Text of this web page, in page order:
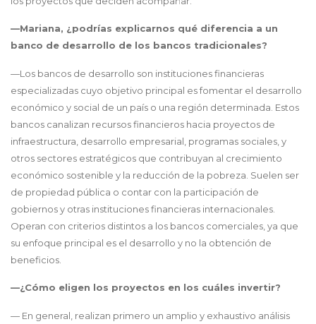
—Mariana, ¿podrías explicarnos qué diferencia a un
banco de desarrollo de los bancos tradicionales?
—Los bancos de desarrollo son instituciones financieras
especializadas cuyo objetivo principal es fomentar el desarrollo
económico y social de un país o una región determinada. Estos
bancos canalizan recursos financieros hacia proyectos de
infraestructura, desarrollo empresarial, programas sociales, y
otros sectores estratégicos que contribuyan al crecimiento
económico sostenible y la reducción de la pobreza. Suelen ser
de propiedad pública o contar con la participación de
gobiernos y otras instituciones financieras internacionales.
Operan con criterios distintos a los bancos comerciales, ya que
su enfoque principal es el desarrollo y no la obtención de
beneficios.
—¿Cómo eligen los proyectos en los cuáles invertir?
— En general, realizan primero un amplio y exhaustivo análisis